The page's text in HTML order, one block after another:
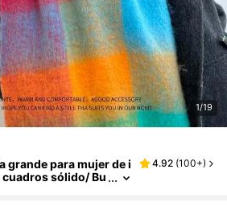
1/19
grande para mujer de i
sólido/ Bu
4.92 (100+)